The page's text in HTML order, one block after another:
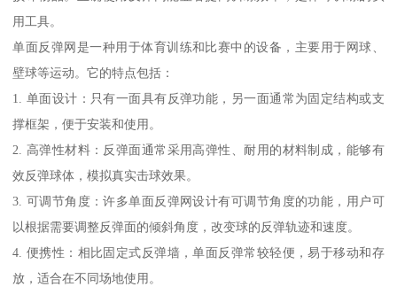
用工具。
单面反弹网是一种用于体育训练和比赛中的设备，主要用于网球、
壁球等运动。它的特点包括：
1. 单面设计：只有一面具有反弹功能，另一面通常为固定结构或支
撑框架，便于安装和使用。
2. 高弹性材料：反弹面通常采用高弹性、耐用的材料制成，能够有
效反弹球体，模拟真实击球效果。
3. 可调节角度：许多单面反弹网设计有可调节角度的功能，用户可
以根据需要调整反弹面的倾斜角度，改变球的反弹轨迹和速度。
4. 便携性：相比固定式反弹墙，单面反弹常较轻便，易于移动和存
放，适合在不同场地使用。